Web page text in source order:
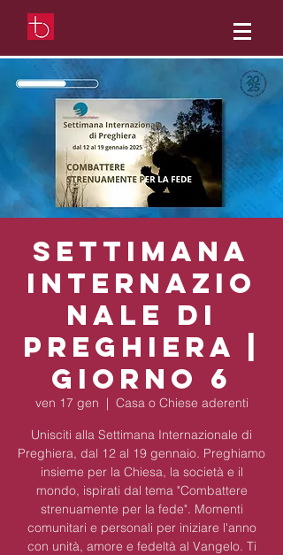
Settimana
Internazio
nale di
preghiera |
GIORNO 6
ven 17 gen
  |
Casa o Chiese aderenti
Unisciti alla Settimana Internazionale di
Preghiera, dal 12 al 19 gennaio. Preghiamo
insieme per la Chiesa, la società e il
mondo, ispirati dal tema "Combattere
strenuamente per la fede". Momenti
comunitari e personali per iniziare l'anno
con unità, amore e fedeltà al Vangelo. Ti